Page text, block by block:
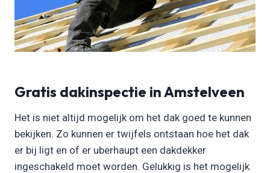
Gratis dakinspectie in Amstelveen
Het is niet altijd mogelijk om het dak goed te kunnen
bekijken. Zo kunnen er twijfels ontstaan hoe het dak
er bij ligt en of er uberhaupt een dakdekker
ingeschakeld moet worden. Gelukkig is het mogelijk